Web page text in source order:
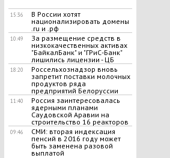
15:36
В России хотят
национализировать домены
.ru и .рф
10:49
За размещение средств в
низкокачественных активах
"БайкалБанк" и "ГРиС-Банк"
лишились лицензии - ЦБ
18:20
Россельхознадзор вновь
запретит поставки молочных
продуктов ряда
предприятий Белоруссии
11:40
Россия заинтересовалась
ядерными планами
Саудовской Аравии на
строительство 16 реакторов
09:46
СМИ: вторая индексация
пенсий в 2016 году может
быть заменена разовой
выплатой